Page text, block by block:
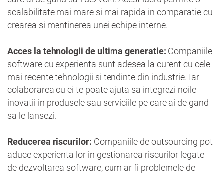
scalabilitate mai mare si mai rapida in comparatie cu
crearea si mentinerea unei echipe interne.
Acces la tehnologii de ultima generatie: Companiile
software cu experienta sunt adesea la curent cu cele
mai recente tehnologii si tendinte din industrie. Iar
colaborarea cu ei te poate ajuta sa integrezi noile
inovatii in produsele sau serviciile pe care ai de gand
sa le lansezi.
Reducerea riscurilor: Companiile de outsourcing pot
aduce experienta lor in gestionarea riscurilor legate
de dezvoltarea software, cum ar fi problemele de